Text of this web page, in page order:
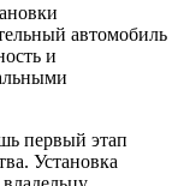
автомобиль
и
первый этап
Установка